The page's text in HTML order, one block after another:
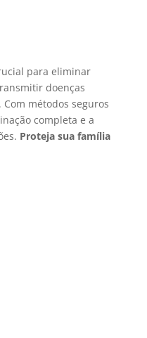
para eliminar
doenças
métodos seguros
completa e a
Proteja sua família